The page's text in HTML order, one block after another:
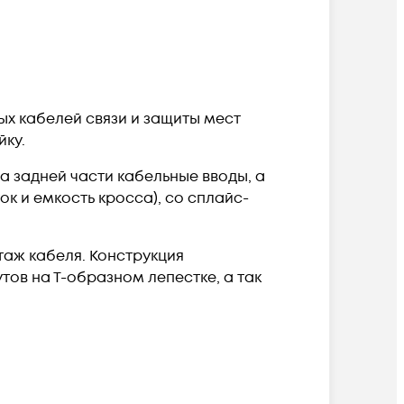
кабелей связи и защиты мест
части кабельные вводы, а
и емкость кросса), со сплайс-
кабеля. Конструкция
на Т-образном лепестке, а так